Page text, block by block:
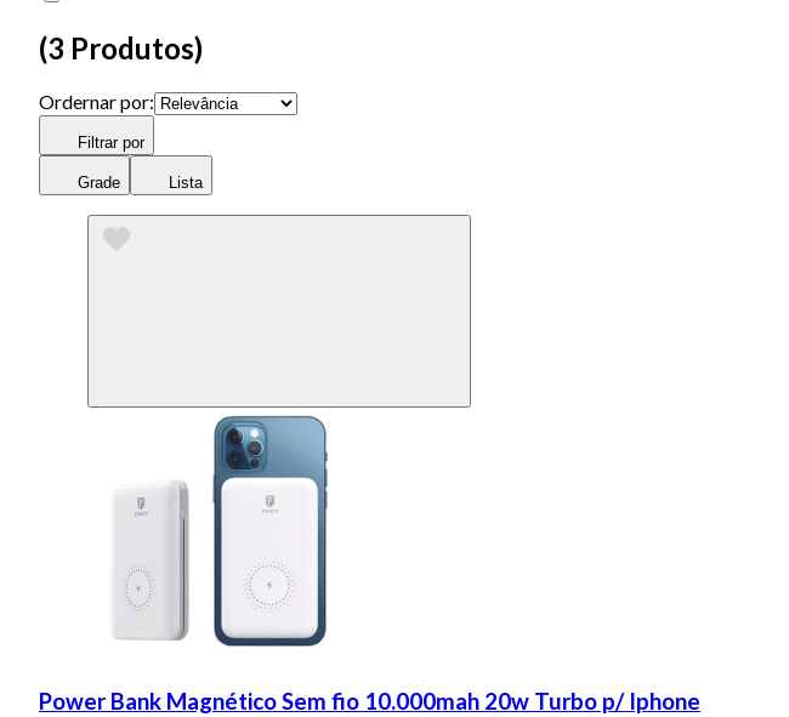
(3 Produtos)
Ordernar por:
Filtrar por
Grade Lista
Power Bank Magnético Sem fio 10.000mah 20w Turbo p/ Iphone